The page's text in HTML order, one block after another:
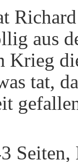
aus
Krieg
tat,
Seiten,